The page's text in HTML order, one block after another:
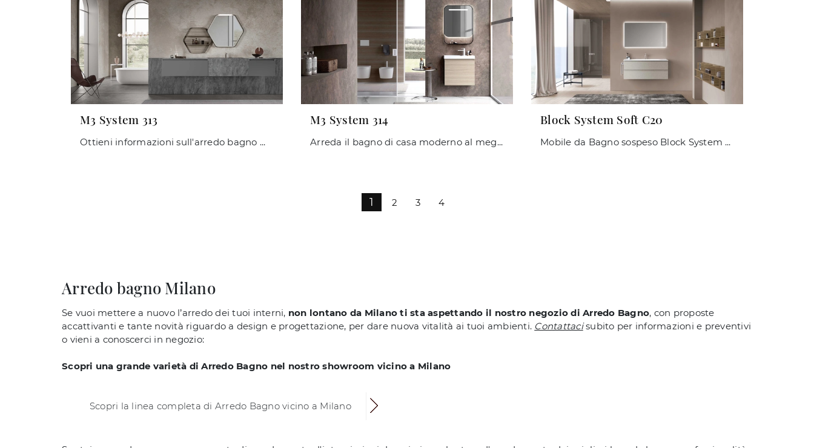
M3 System 313
Ottieni informazioni sull'arredo bagno moderno: mobili bagno sospesi in laccato opaco come il modello M3 System 313 di Baxar ti aspettano.
M3 System 314
Arreda il bagno di casa moderno al meglio con M3 System 314, mobili bagno sospesi e complementi in melaminico di Baxar.
Block System Soft C20
Mobile da Bagno sospeso Block System Soft C20 di Baxar: clicca e scopri di più su mobili bagno sospesi in melaminico e accessori del marchio.
1 2 3 4
Arredo bagno Milano
Se vuoi mettere a nuovo l’arredo dei tuoi interni, non lontano da Milano ti sta aspettando il nostro negozio di Arredo Bagno, con proposte
accattivanti e tante novità riguardo a design e progettazione, per dare nuova vitalità ai tuoi ambienti. Contattacisubito per informazioni e preventivi
o vieni a conoscerci in negozio:
Scopri una grande varietà di Arredo Bagno nel nostro showroom vicino a Milano
Scopri la linea completa di Arredo Bagno vicino a Milano